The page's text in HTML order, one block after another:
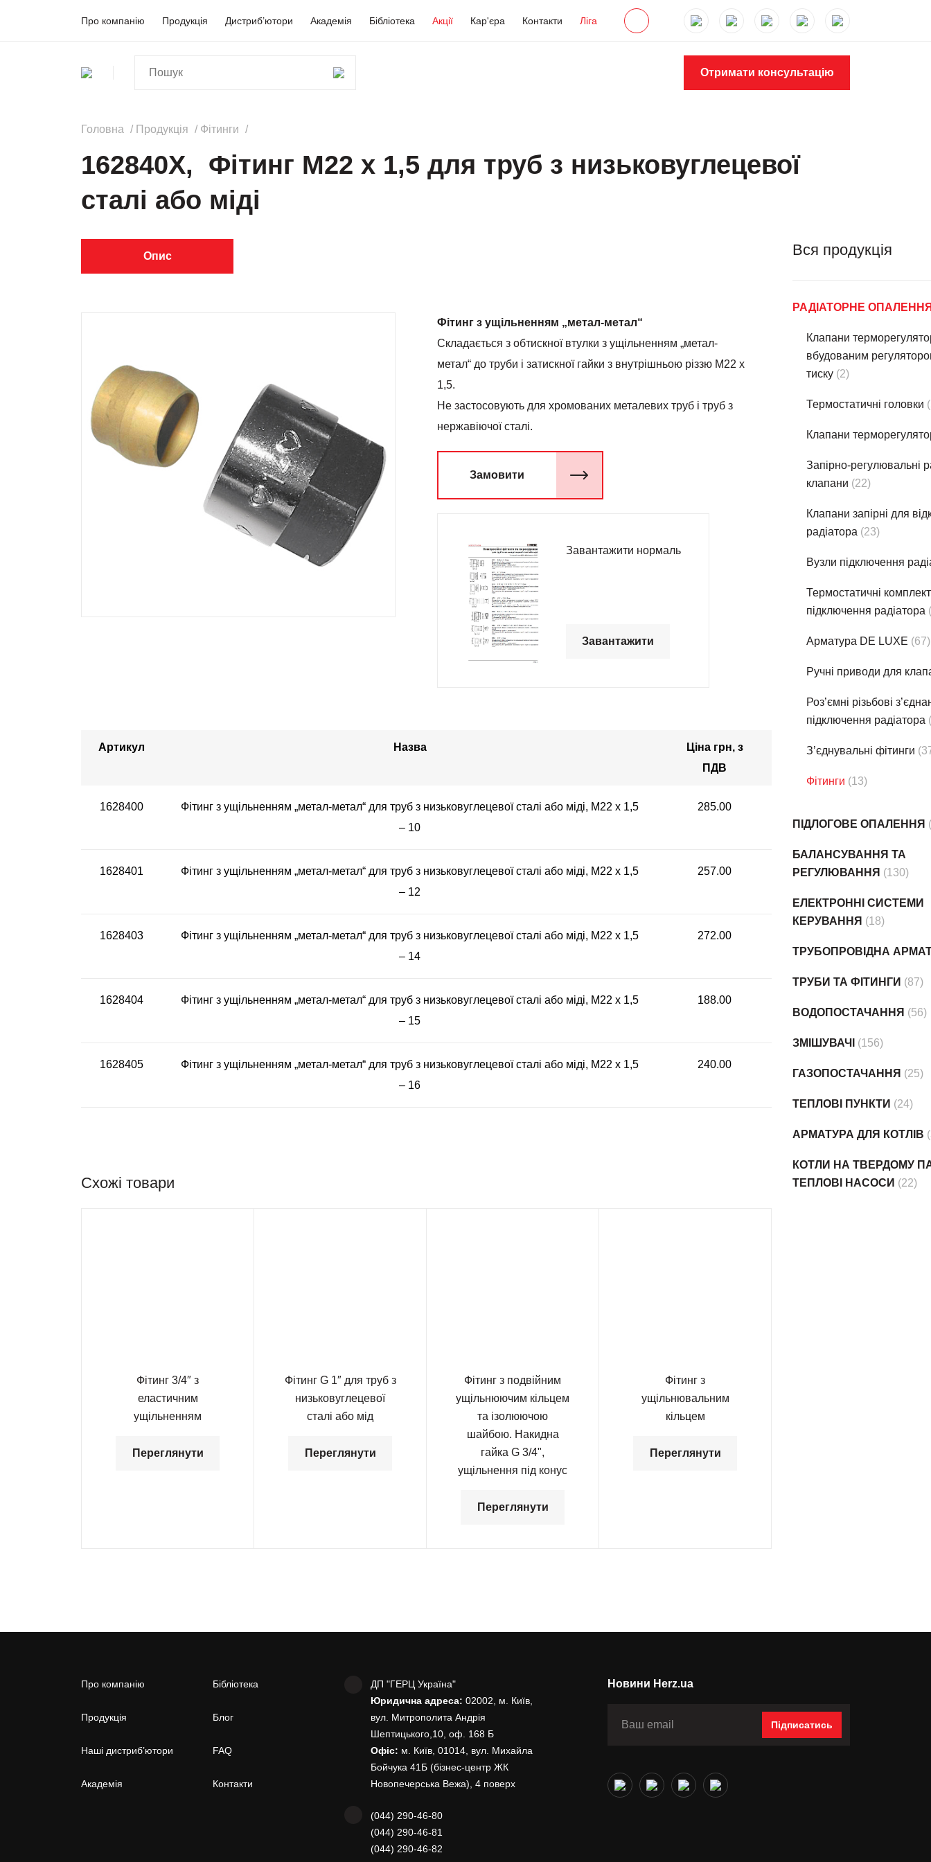
Про компанію Продукція Дистриб’ютори Академія Бібліотека Акції Кар'єра Контакти Ліга
Отримати консультацію
Головна Продукція Фітинги
162840X, Фітинг М22 х 1,5 для труб з низьковуглецевої
сталі або міді
Опис
Фітинг з ущільненням „метал-метал“
Складається з обтискної втулки з ущільненням „метал-
метал“ до труби і затискної гайки з внутрішньою різзю М22 х
1,5.
Не застосовують для хромованих металевих труб i труб з
нержавіючої сталi.
Замовити
Завантажити нормаль
Завантажити
Артикул Назва
Ціна грн, з
ПДВ
1628400
Фітинг з ущільненням „метал-метал“ для труб з низьковуглецевої сталі або міді, М22 х 1,5
– 10
285.00
1628401
Фітинг з ущільненням „метал-метал“ для труб з низьковуглецевої сталі або міді, М22 х 1,5
– 12
257.00
1628403
Фітинг з ущільненням „метал-метал“ для труб з низьковуглецевої сталі або міді, М22 х 1,5
– 14
272.00
1628404
Фітинг з ущільненням „метал-метал“ для труб з низьковуглецевої сталі або міді, М22 х 1,5
– 15
188.00
1628405
Фітинг з ущільненням „метал-метал“ для труб з низьковуглецевої сталі або міді, М22 х 1,5
– 16
240.00
Схожі товари
Фітинг 3/4″ з
еластичним
ущільненням
Переглянути
Фітинг G 1″ для труб з
низьковуглецевої
сталі або мід
Переглянути
Фітинг з подвійним
ущільнюючим кільцем
та ізолюючою
шайбою. Накидна
гайка G 3/4",
ущільнення під конус
Переглянути
Фітинг з
ущільнювальним
кільцем
Переглянути
Вся продукція
РАДІАТОРНЕ
Клапани
вбудованим
тиску (2)
Термостатичнi головки
Клапани
Запірно-регулювальні
клапани (22)
Клапани запірні для
радіатора (23)
Вузли підключення
Термостатичнi
підключення радіатора
Арматура DE LUXE (67)
Ручні приводи для
Роз’ємні різьбові
підключення радіатора
З’єднувальні фітинги
Фітинги (13)
ПІДЛОГОВЕ ОПАЛЕННЯ
БАЛАНСУВАННЯ ТА
РЕГУЛЮВАННЯ (130)
ЕЛЕКТРОННІ СИСТЕМИ
КЕРУВАННЯ (18)
ТРУБОПРОВІДНА
ТРУБИ ТА ФІТИНГИ (87)
ВОДОПОСТАЧАННЯ (56)
ЗМІШУВАЧІ (156)
ГАЗОПОСТАЧАННЯ (25)
ТЕПЛОВІ ПУНКТИ (24)
АРМАТУРА ДЛЯ КОТЛІВ
КОТЛИ НА ТВЕРДОМУ
ТЕПЛОВІ НАСОСИ (22)
Про компанію
Продукція
Наші дистриб’ютори
Академія
Бібліотека
Блог
FAQ
Контакти
ДП "ГЕРЦ Україна"
Юридична адреса: 02002, м. Київ,
вул. Митрополита Андрія
Шептицького,10, оф. 168 Б
Офіс: м. Київ, 01014, вул. Михайла
Бойчука 41Б (бізнес-центр ЖК
Новопечерська Вежа), 4 поверх
(044) 290-46-80
(044) 290-46-81
(044) 290-46-82
Новини Herz.ua
Підписатись